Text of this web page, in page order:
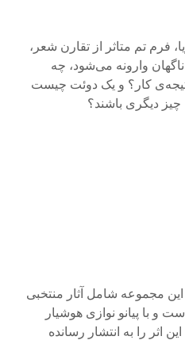
فرم تم متاثر از تقارن شعر،
وارونه می‌شود، چه
کار؟ و یک دوئت چیست
دیگری باشند؟
مجموعه شامل آثار منتخبی
با پیانو نوازی هوشیار
خیام ترکیب شده است. نشر موسیقی امروز تهران در سال ۱۳۹۶ این اثر را به انتشار رسانده